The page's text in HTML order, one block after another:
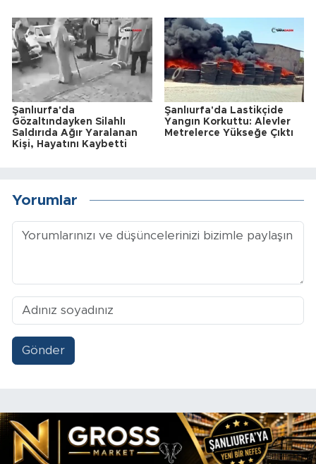
Şanlıurfa'da
Gözaltındayken Silahlı
Saldırıda Ağır Yaralanan
Kişi, Hayatını Kaybetti
Şanlıurfa'da Lastikçide
Yangın Korkuttu: Alevler
Metrelerce Yükseğe Çıktı
Yorumlar
Gönder